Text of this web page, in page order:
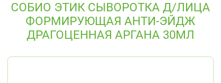
СОБИО ЭТИК СЫВОРОТКА Д/ЛИЦА
ФОРМИРУЮЩАЯ АНТИ-ЭЙДЖ
ДРАГОЦЕННАЯ АРГАНА 30МЛ